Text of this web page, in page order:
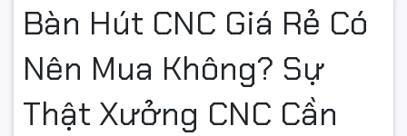
Bàn Hút CNC Giá Rẻ Có
Nên Mua Không? Sự
Thật Xưởng CNC Cần